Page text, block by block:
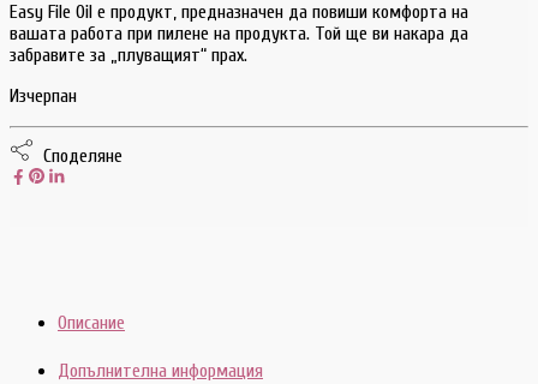
Easy File Oil е продукт, предназначен да повиши комфорта на
вашата работа при пилене на продукта. Той ще ви накара да
забравите за „плуващият“ прах.
Изчерпан
Споделяне
Описание
Допълнителна информация